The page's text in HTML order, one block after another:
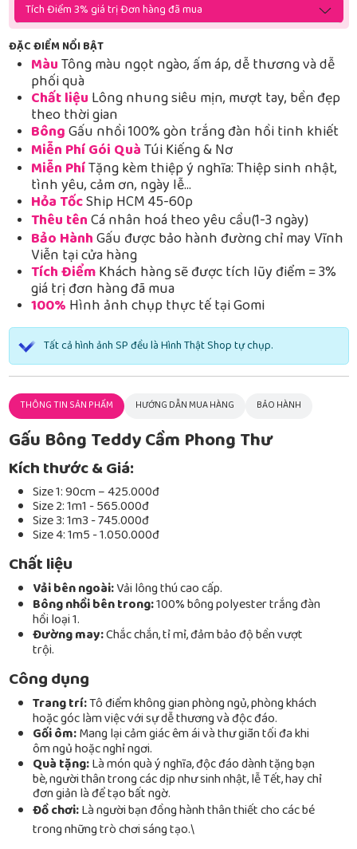
Tích Điểm 3% giá trị Đơn hàng đã mua
ĐẶC ĐIỂM NỔI BẬT
MàuTông màu ngọt ngào, ấm áp, dễ thương và dễ
phối quà
Chất liệu Lông nhung siêu mịn, mượt tay, bền đẹp
theo thời gian
BôngGấu nhồi 100% gòn trắng đàn hồi tinh khiết
Miễn Phí Gói QuàTúi Kiếng & Nơ
Miễn PhíTặng kèm thiệp ý nghĩa: Thiệp sinh nhật,
tình yêu, cảm ơn, ngày lễ…
Hỏa TốcShip HCM 45-60p
Thêu tênCá nhân hoá theo yêu cầu(1-3 ngày)
Bảo HànhGấu được bảo hành đường chỉ may Vĩnh
Viễn tại cửa hàng
Tích ĐiểmKhách hàng sẽ được tích lũy điểm = 3%
giá trị đơn hàng đã mua
100% Hình ảnh chụp thực tế tại Gomi
Tất cả hình ảnh SP đều là Hình Thật Shop tự chụp.
THÔNG TIN SẢN PHẨM HƯỚNG DẪN MUA HÀNG BẢO HÀNH
Gấu Bông Teddy Cầm Phong Thư
Kích thước & Giá:
Size 1: 90cm – 425.000đ
Size 2: 1m1 - 565.000đ
Size 3: 1m3 - 745.000đ
Size 4: 1m5 - 1.050.000đ
Chất liệu
Vải bên ngoài:Vải lông thú cao cấp.
Bông nhồi bên trong:100% bông polyester trắng đàn
hồi loại 1.
Đường may:Chắc chắn, tỉ mỉ, đảm bảo độ bền vượt
trội.
Công dụng
Trang trí:Tô điểm không gian phòng ngủ, phòng khách
hoặc góc làm việc với sự dễ thương và độc đáo.
Gối ôm:Mang lại cảm giác êm ái và thư giãn tối đa khi
ôm ngủ hoặc nghỉ ngơi.
Quà tặng:Là món quà ý nghĩa, độc đáo dành tặng bạn
bè, người thân trong các dịp như sinh nhật, lễ Tết, hay chỉ
đơn giản là để tạo bất ngờ.
Đồ chơi:Là người bạn đồng hành thân thiết cho các bé
trong những trò chơi sáng tạo.\